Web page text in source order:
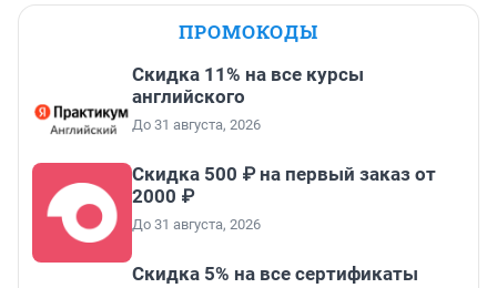
ПРОМОКОДЫ
Скидка 11% на все курсы
английского
До 31 августа, 2026
Скидка 500 ₽ на первый заказ от
2000 ₽
До 31 августа, 2026
Скидка 5% на все сертификаты